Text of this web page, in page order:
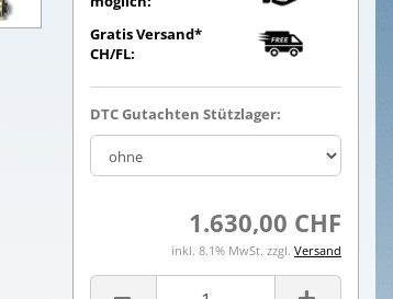
Gratis Versand*
CH/FL:
DTC Gutachten Stützlager:
1.630,00 CHF
inkl. 8.1% MwSt. zzgl. Versand